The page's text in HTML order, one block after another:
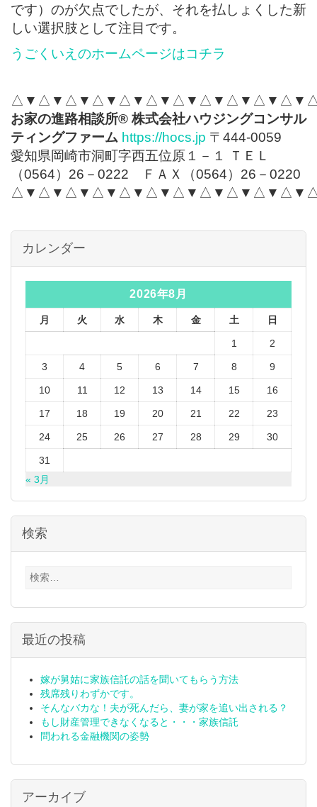
です）のが欠点でしたが、それを払しょくした新
しい選択肢として注目です。
うごくいえのホームページはコチラ
お家の進路相談所® 株式会社ハウジングコンサル
ティングファーム https://hocs.jp 〒444-0059
愛知県岡崎市洞町字西五位原１－１ ＴＥＬ
（0564）26－0222 ＦＡＸ（0564）26－0220
カレンダー
2026年8月
月 火 水 木 金 土 日
1 2
3 4 5 6 7 8 9
10 11 12 13 14 15 16
17 18 19 20 21 22 23
24 25 26 27 28 29 30
31
« 3月
検索
検
最近の投稿
嫁が舅姑に家族信託の話を聞いてもらう方法
残席残りわずかです。
そんなバカな！夫が死んだら、妻が家を追い出される？
もし財産管理できなくなると・・・家族信託
問われる金融機関の姿勢
アーカイブ